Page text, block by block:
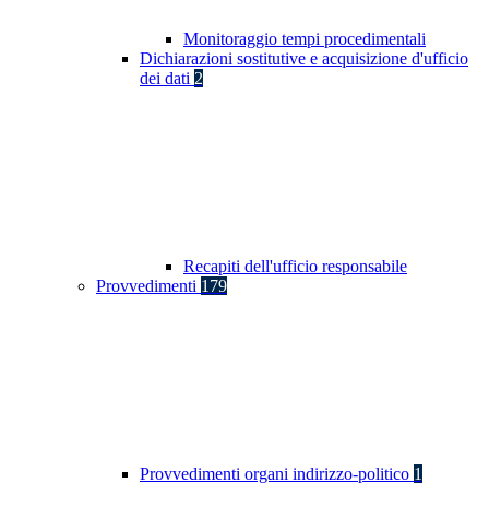
Monitoraggio tempi procedimentali
Dichiarazioni sostitutive e acquisizione d'ufficio
dei dati 2
Recapiti dell'ufficio responsabile
Provvedimenti 179
Provvedimenti organi indirizzo-politico 1